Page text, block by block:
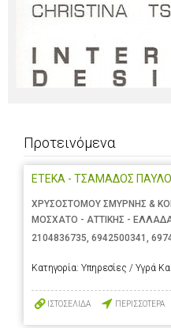
Προτεινόμενα
ΕΤΕΚΑ - ΤΣΑΜΑΔΟΣ
ΧΡΥΣΟΣΤΟΜΟΥ ΣΜΥΡΝΗΣ &
ΜΟΣΧΑΤΟ - ΑΤΤΙΚΗΣ -
2104836735 6942500341
Κατηγορία: Υπηρεσίες / Υγρά
ΙΣΤΟΣΕΛΙΔΑ ΠΕΡΙΣΣΟΤΕΡΑ